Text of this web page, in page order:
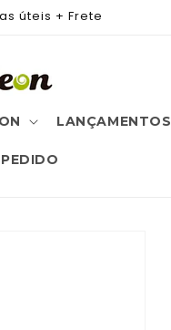
úteis + Frete
LANÇAMENTOS